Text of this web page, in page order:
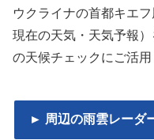
ウクライナの首都キエ
現在の天気・天気予報
の天候チェックにご活用
► 周辺の雨雲レーダ